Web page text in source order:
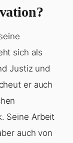
sich als
Justiz und
er auch
Seine Arbeit
auch von